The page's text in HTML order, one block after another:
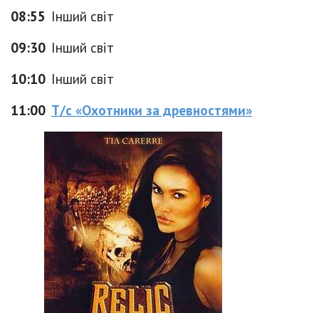
08:55 Інший світ
09:30 Інший світ
10:10 Інший світ
11:00 Т/с «Охотники за древностями»